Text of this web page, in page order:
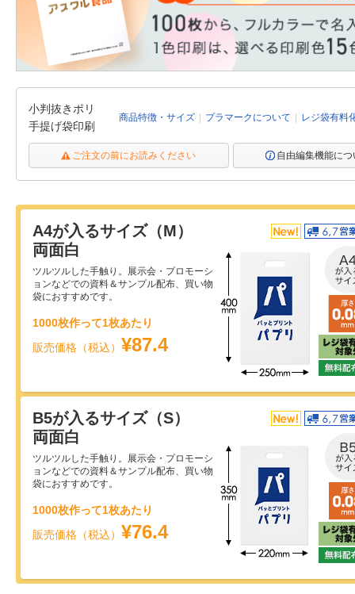
小判抜きポリ
手提げ袋印刷
商品特徴・サイズ プラマークについて レジ袋有料
ご注文の前にお読みください 自由編集機能につ
A4が入るサイズ（M）
両面白
ツルツルした手触り。展示会・プロモーシ
ョンなどでの資料＆サンプル配布、買い物
袋におすすめです。
1000枚作って1枚あたり
販売価格（税込） ¥87.4
B5が入るサイズ（S）
両面白
ツルツルした手触り。展示会・プロモーシ
ョンなどでの資料＆サンプル配布、買い物
袋におすすめです。
1000枚作って1枚あたり
販売価格（税込） ¥76.4